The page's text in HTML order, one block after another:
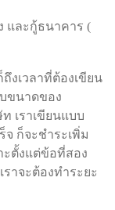
และกู้ธนาคาร (
งเวลาที่ต้องเขียน
ขนาดของ
เราเขียนแบบ
จ ก็จะชำระเพิ่ม
ะตั้งแต่ข้อที่สอง
าจะต้องทำระยะ